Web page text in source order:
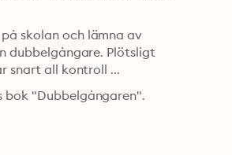
skolan och lämna av
dubbelgångare. Plötsligt
snart all kontroll ...
bok "Dubbelgångaren".